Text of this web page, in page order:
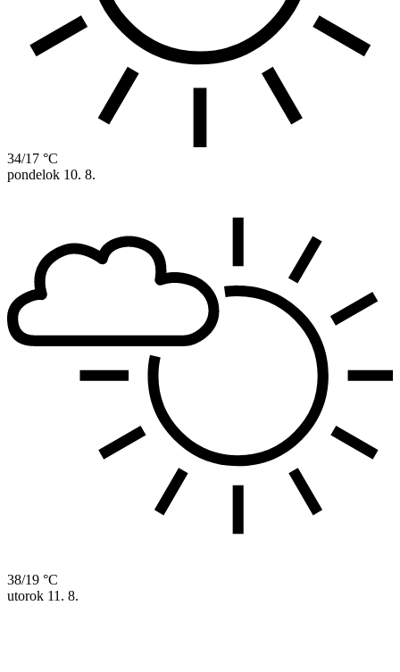
34/17 °C
pondelok 10. 8.
38/19 °C
utorok 11. 8.